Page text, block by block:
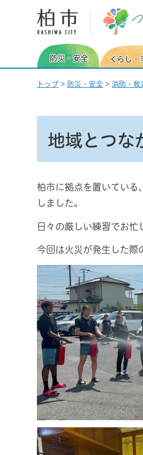
柏市 つづくを、つなぐ。
防災・安全 くらし・
トップ > 防災・安全 > 消防・救
地域とつな
柏市に拠点を置いている
しました。
日々の厳しい練習でお忙
今回は火災が発生した際